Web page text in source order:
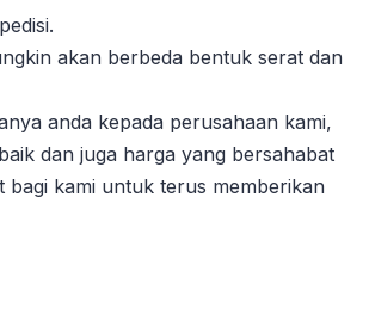
akan berbeda bentuk serat dan
anda kepada perusahaan kami,
dan juga harga yang bersahabat
bagi kami untuk terus memberikan